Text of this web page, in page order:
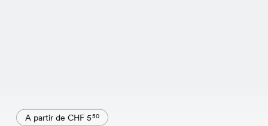
A partir de CHF 550